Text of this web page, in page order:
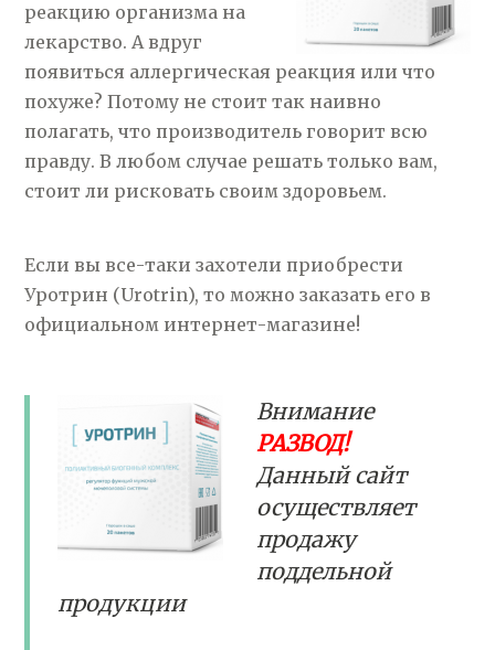
реакцию организма на
лекарство. А вдруг
появиться аллергическая реакция или что
похуже? Потому не стоит так наивно
полагать, что производитель говорит всю
правду. В любом случае решать только вам,
стоит ли рисковать своим здоровьем.
Если вы все-таки захотели приобрести
Уротрин (Urotrin), то можно заказать его в
официальном интернет-магазине!
Внимание
РАЗВОД!
Данный сайт
осуществляет
продажу
поддельной
продукции